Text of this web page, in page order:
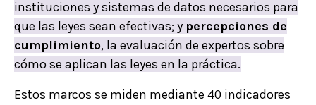
instituciones y sistemas de datos necesarios para
que las leyes sean efectivas; y percepciones de
cumplimiento, la evaluación de expertos sobre
cómo se aplican las leyes en la práctica.
Estos marcos se miden mediante 40 indicadores